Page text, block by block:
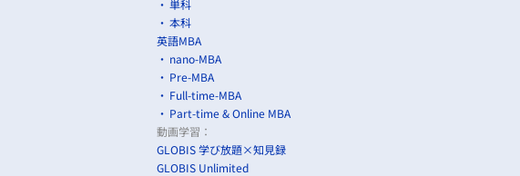
単科
本科
英語MBA
nano-MBA
Pre-MBA
Full-time-MBA
Part-time & Online MBA
動画学習：
GLOBIS 学び放題×知見録
GLOBIS Unlimited